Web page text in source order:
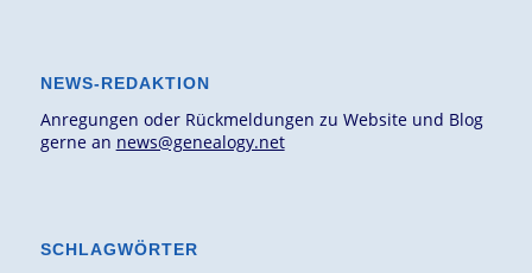
NEWS-REDAKTION
Anregungen oder Rückmeldungen zu Website und Blog
gerne an news@genealogy.net
SCHLAGWÖRTER